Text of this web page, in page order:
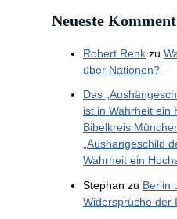
Neueste
Robert Renk zu
über Nationen?
Das
ist in Wahrheit ein
Bibelkreis
„Aushängeschild
Wahrheit ein
Stephan zu Berlin
Widersprüche der